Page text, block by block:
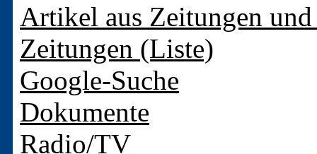
Artikel aus Zeitungen
Zeitungen (Liste)
Google-Suche
Dokumente
Radio/TV